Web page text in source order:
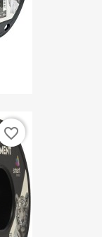
favorite_border